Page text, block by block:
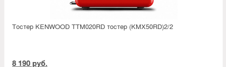
Тостер KENWOOD TTM020RD тостер (KMX50RD)2/2
8 190 руб.